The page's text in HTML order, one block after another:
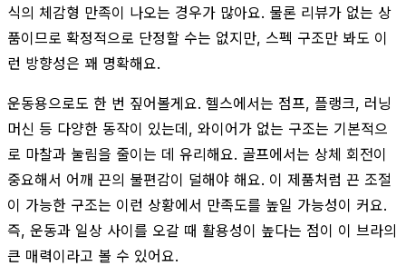
식의 체감형 만족이 나오는 경우가 많아요. 물론 리뷰가 없는 상
품이므로 확정적으로 단정할 수는 없지만, 스펙 구조만 봐도 이
런 방향성은 꽤 명확해요.
운동용으로도 한 번 짚어볼게요. 헬스에서는 점프, 플랭크, 러닝
머신 등 다양한 동작이 있는데, 와이어가 없는 구조는 기본적으
로 마찰과 눌림을 줄이는 데 유리해요. 골프에서는 상체 회전이
중요해서 어깨 끈의 불편감이 덜해야 해요. 이 제품처럼 끈 조절
이 가능한 구조는 이런 상황에서 만족도를 높일 가능성이 커요.
즉, 운동과 일상 사이를 오갈 때 활용성이 높다는 점이 이 브라의
큰 매력이라고 볼 수 있어요.